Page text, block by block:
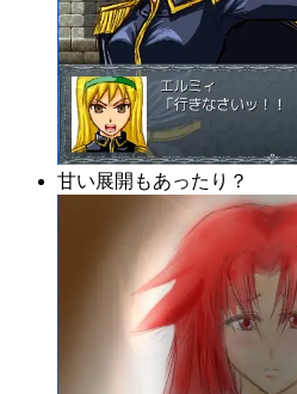
甘い展開もあったり？